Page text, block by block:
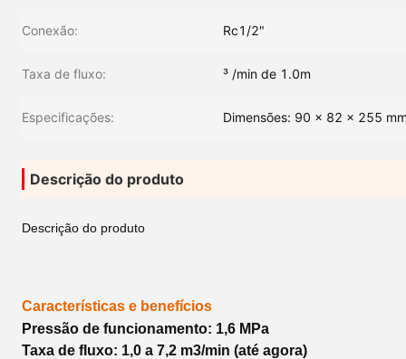
Conexão: Rc1/2"
Taxa de fluxo: ³ /min de 1.0m
Especificações: Dimensões: 90 x 82 x 255
Descrição do produto
Descrição do produto
Características e benefícios
Pressão de funcionamento: 1,6 MPa
Taxa de fluxo: 1,0 a 7,2 m3/min (até agora)